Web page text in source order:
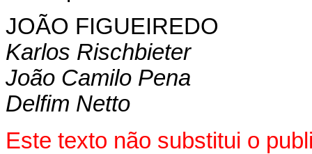
JOÃO FIGUEIREDO
Karlos Rischbieter
João Camilo Pena
Delfim Netto
Este texto não substitui o